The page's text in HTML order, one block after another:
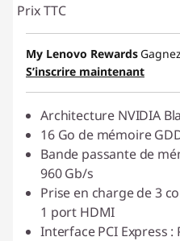
Prix TTC
My Lenovo Rewards Gagnez
S’inscrire maintenant
Architecture NVIDIA
16 Go de mémoire
Bande passante de
960 Gb/s
Prise en charge de 3
1 port HDMI
Interface PCI Express :